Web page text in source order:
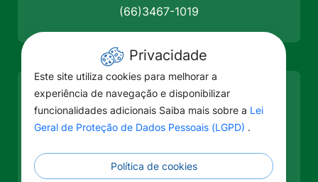
(66)3467-1019
Como chegar
Prefeitura Municipal de Nova
Nazaré
Av. Jorge Amado, Nova Nazaré - MT, 78638-
000
Privacidade
Este site utiliza cookies para melhorar a
experiência de navegação e disponibilizar
funcionalidades adicionais Saiba mais sobre a Lei
Geral de Proteção de Dados Pessoais (LGPD) .
Política de cookies